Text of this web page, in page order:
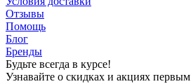
Отзывы
Помощь
Блог
Бренды
Будьте всегда в курсе!
Узнавайте о скидках и акциях первым